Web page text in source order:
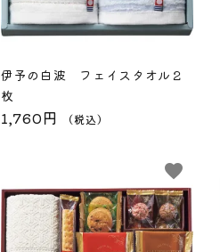
伊予の白波 フェイスタオル２
枚
1,760円 （税込）
favorite